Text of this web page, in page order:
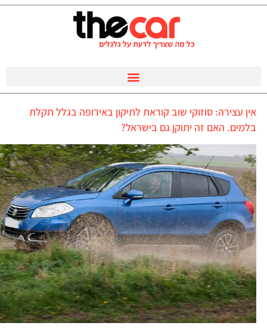
אין עצירה: סוזוקי שוב קוראת לתיקון באירופה בגלל תקלת
בלמים. האם זה יתוקן גם בישראל?